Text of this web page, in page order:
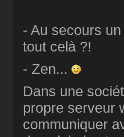
- Au secours
tout celà ?!
- Zen...
Dans une
propre serveur
communiquer